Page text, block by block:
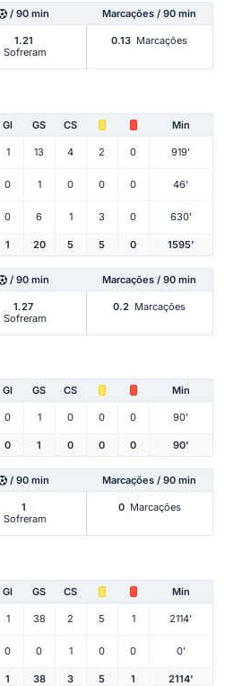
/ 90 min Marcações / 90 min
1.21
Sofreram
0.13 Marcações
Gl GS CS Min
1 13 4 2 0 919'
0 1 0 0 0 46'
0 6 1 3 0 630'
1 20 5 5 0 1595'
/ 90 min Marcações / 90 min
1.27
Sofreram
0.2 Marcações
Gl GS CS Min
0 1 0 0 0 90'
0 1 0 0 0 90'
/ 90 min Marcações / 90 min
1
Sofreram
0 Marcações
Gl GS CS Min
1 38 2 5 1 2114'
0 0 1 0 0 0'
1 38 3 5 1 2114'